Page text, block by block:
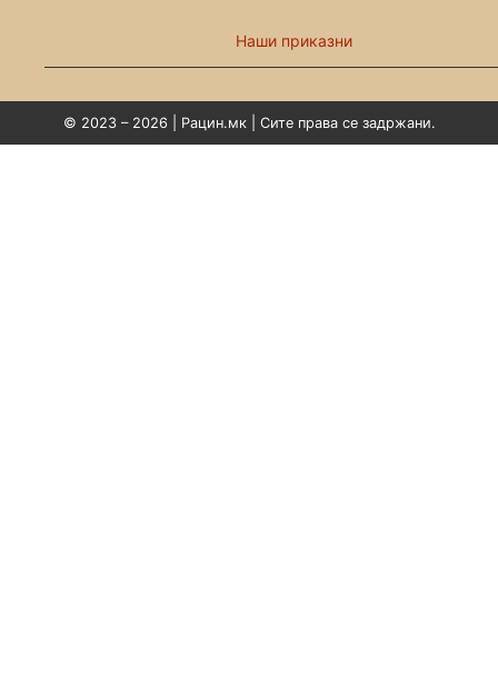
Наши приказни
© 2023 – 2026 | Рацин.мк | Сите права се задржани.